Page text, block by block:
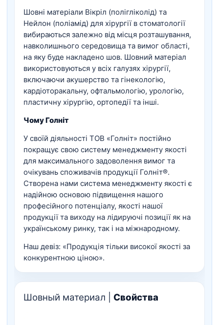
Шовні матеріали Вікріл (полігліколід) та
Нейлон (поліамід) для хірургії в стоматології
вибираються залежно від місця розташування,
навколишнього середовища та вимог області,
на яку буде накладено шов. Шовний матеріал
використовуються у всіх галузях хірургії,
включаючи акушерство та гінекологію,
кардіоторакальну, офтальмологію, урологію,
пластичну хірургію, ортопедії та інші.
Чому Голніт
У своїй діяльності ТОВ «Голніт» постійно
покращує свою систему менеджменту якості
для максимального задоволення вимог та
очікувань споживачів продукції Голніт®.
Створена нами система менеджменту якості є
надійною основою підвищення нашого
професійного потенціалу, якості нашої
продукції та виходу на лідируючі позиції як на
українському ринку, так і на міжнародному.
Наш девіз: «Продукція тільки високої якості за
конкурентною ціною».
Шовный материал | Свойства